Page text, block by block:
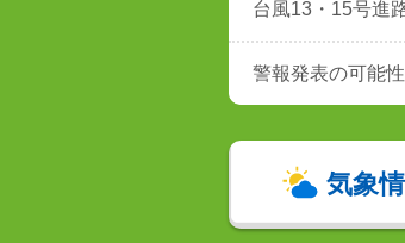
台風13・15号進
警報発表の可能性
気象